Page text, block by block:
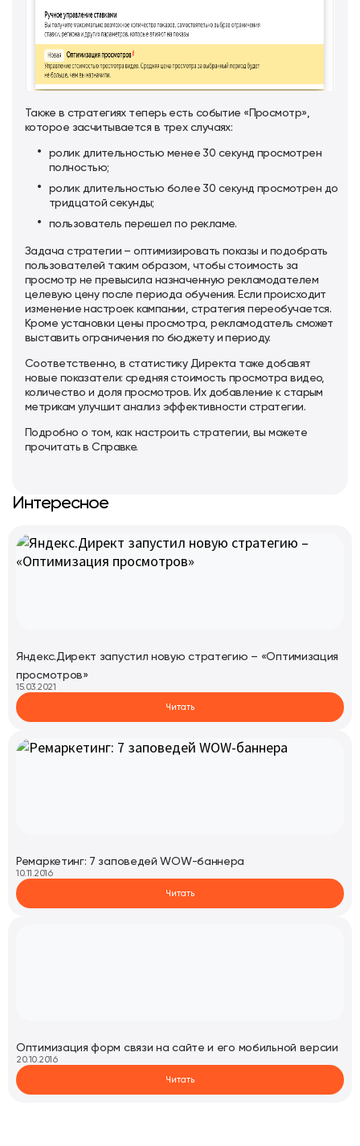
Также в стратегиях теперь есть событие «Просмотр»,
которое засчитывается в трех случаях:
ролик длительностью менее 30 секунд просмотрен
полностью;
ролик длительностью более 30 секунд просмотрен до
тридцатой секунды;
пользователь перешел по рекламе.
Задача стратегии – оптимизировать показы и подобрать
пользователей таким образом, чтобы стоимость за
просмотр не превысила назначенную рекламодателем
целевую цену после периода обучения. Если происходит
изменение настроек кампании, стратегия переобучается.
Кроме установки цены просмотра, рекламодатель сможет
выставить ограничения по бюджету и периоду.
Соответственно, в статистику Директа тоже добавят
новые показатели: средняя стоимость просмотра видео,
количество и доля просмотров. Их добавление к старым
метрикам улучшит анализ эффективности стратегии.
Подробно о том, как настроить стратегии, вы можете
прочитать в Справке.
Интересное
Яндекс.Директ запустил новую стратегию – «Оптимизация
просмотров»
15.03.2021
Читать
Ремаркетинг: 7 заповедей WOW-баннера
10.11.2016
Читать
Оптимизация форм связи на сайте и его мобильной версии
20.10.2016
Читать